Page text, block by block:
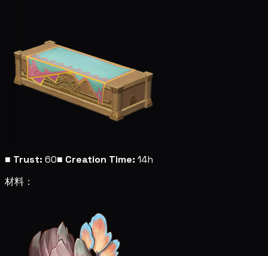
■ Trust: 60■ Creation Time: 14h
材料：